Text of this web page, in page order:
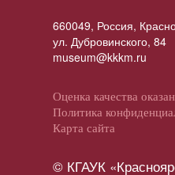
660049, Россия,
ул. Дубровинского, 84
museum@kkkm.ru
Оценка качества
Политика
Карта сайта
© КГАУК